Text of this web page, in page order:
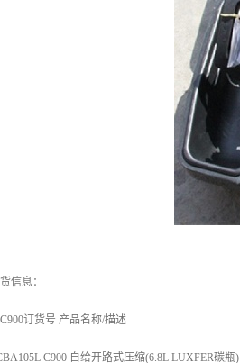
信息：
订货号 产品名称/描述
C900 自给开路式压缩(6.8L LUXFER碳瓶)